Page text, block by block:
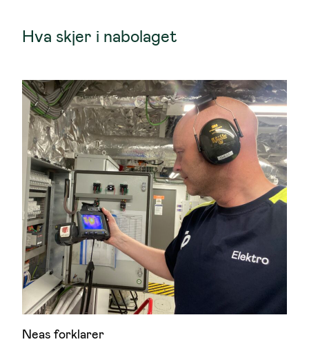
Hva skjer i nabolaget
Neas forklarer